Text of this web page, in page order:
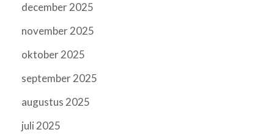
december 2025
november 2025
oktober 2025
september 2025
augustus 2025
juli 2025